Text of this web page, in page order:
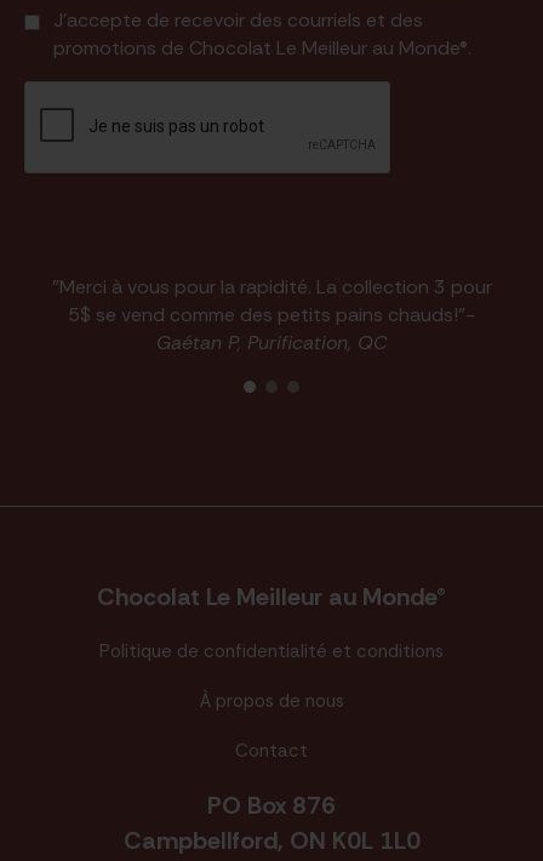
J'accepte de recevoir des courriels et des
promotions de Chocolat Le Meilleur au Monde®.
"Merci à vous pour la rapidité. La collection 3 pour
5$ se vend comme des petits pains chauds!"-
Gaétan P, Purification, QC
Chocolat Le Meilleur au Monde®
Politique de confidentialité et conditions
À propos de nous
Contact
PO Box 876
Campbellford, ON K0L 1L0